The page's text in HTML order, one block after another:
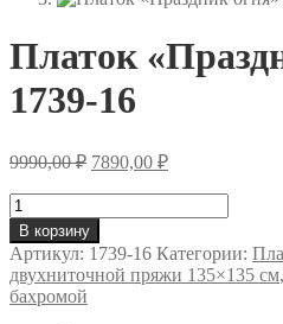
Платок
1739-16
9990,00₽ Первоначальная
составляла
9990,00 ₽.
7890,00 ₽Текущая
Количество
товара
Платок
«Праздник
огня»
1739-
В корзину
Артикул: 1739-16 Категории:
двухниточной пряжи 135×135 см,
бахромой